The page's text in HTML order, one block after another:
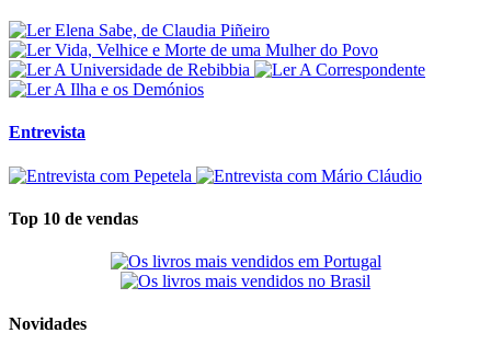
Entrevista
Top 10 de vendas
Novidades